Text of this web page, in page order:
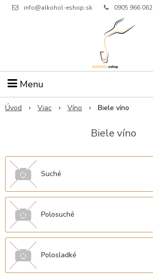
info@alkohol-eshop.sk 0905 966 062
Menu
Úvod Viac Víno Biele víno
Biele víno
Suché
Polosuché
Polosladké